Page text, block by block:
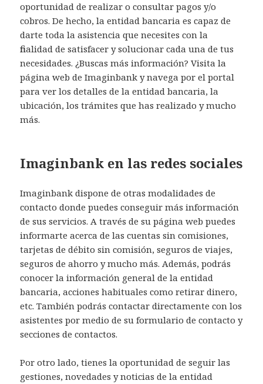
oportunidad de realizar o consultar pagos y/o
cobros. De hecho, la entidad bancaria es capaz de
darte toda la asistencia que necesites con la
finalidad de satisfacer y solucionar cada una de tus
necesidades. ¿Buscas más información? Visita la
página web de Imaginbank y navega por el portal
para ver los detalles de la entidad bancaria, la
ubicación, los trámites que has realizado y mucho
más.
Imaginbank en las redes sociales
Imaginbank dispone de otras modalidades de
contacto donde puedes conseguir más información
de sus servicios. A través de su página web puedes
informarte acerca de las cuentas sin comisiones,
tarjetas de débito sin comisión, seguros de viajes,
seguros de ahorro y mucho más. Además, podrás
conocer la información general de la entidad
bancaria, acciones habituales como retirar dinero,
etc. También podrás contactar directamente con los
asistentes por medio de su formulario de contacto y
secciones de contactos.
Por otro lado, tienes la oportunidad de seguir las
gestiones, novedades y noticias de la entidad